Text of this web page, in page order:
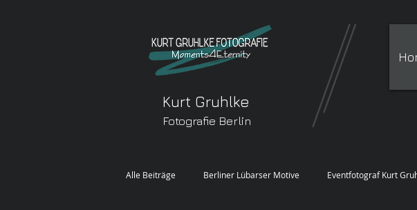
Kurt Gruhlke
Fotografie Berlin
Alle Beiträge Berliner Lübarser Motive Eventfotograf Kurt